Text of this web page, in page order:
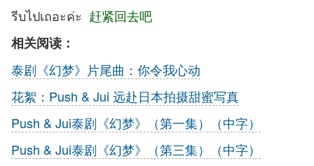
รีบไปเถอะค่ะ 赶紧回去吧
相关阅读：
泰剧《幻梦》片尾曲：你令我心动
花絮：Push & Jui 远赴日本拍摄甜蜜写真
Push & Jui泰剧《幻梦》（第一集）（中字）
Push & Jui泰剧《幻梦》（第三集）（中字）